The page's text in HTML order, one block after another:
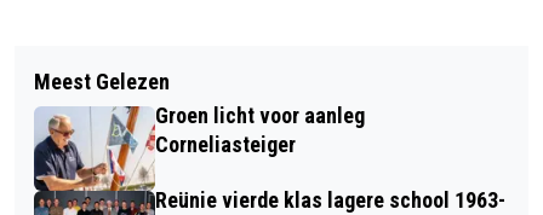
CABARET IN DE SCHELLEBOOM
VOORTGANG VERKOOPPROCES
HERMENZEIL
Meest Gelezen
Groen licht voor aanleg
Corneliasteiger
Reünie vierde klas lagere school 1963-